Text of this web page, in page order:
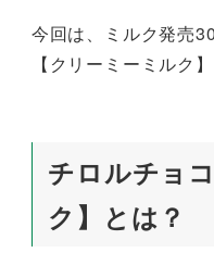
今回は、ミルク発売
【クリーミーミルク】
チロルチョ
ク】とは？